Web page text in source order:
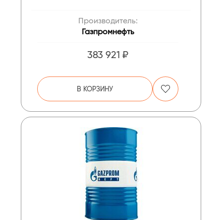
Производитель:
Газпромнефть
383 921 ₽
В КОРЗИНУ